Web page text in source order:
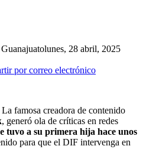
lunes, 28 abril, 2025
por correo electrónico
famosa creadora de contenido
, generó ola de críticas en redes
tuvo a su primera hija hace unos
para que el DIF intervenga en